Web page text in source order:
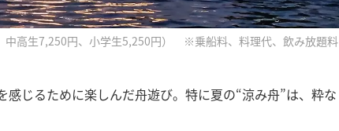
中高生7,250円、小学生5,250円） ※乗船料、料理代、飲み放題料
じるために楽しんだ舟遊び。特に夏の“涼み舟”は、粋な